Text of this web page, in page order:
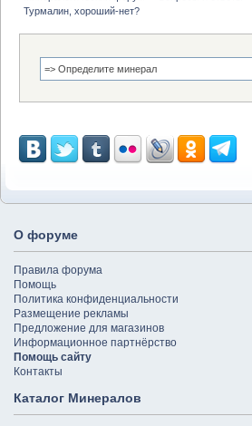
Турмалин, хороший-нет?
О форуме
Правила форума
Помощь
Политика конфиденциальности
Размещение рекламы
Предложение для магазинов
Информационное партнёрство
Помощь сайту
Контакты
Каталог Минералов